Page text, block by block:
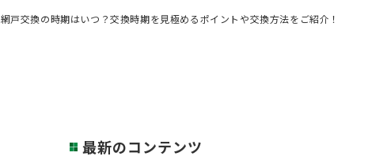
網戸交換の時期はいつ？交換時期を見極めるポイントや交換方法をご紹介！
最新のコンテンツ